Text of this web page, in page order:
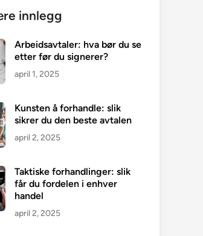
innlegg
Arbeidsavtaler: hva bør du se
etter før du signerer?
april 1, 2025
Kunsten å forhandle: slik
sikrer du den beste avtalen
april 2, 2025
Taktiske forhandlinger: slik
får du fordelen i enhver
handel
april 2, 2025